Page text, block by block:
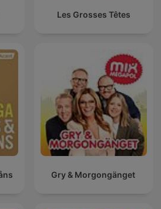
Les Grosses Têtes
Gry & Morgongänget